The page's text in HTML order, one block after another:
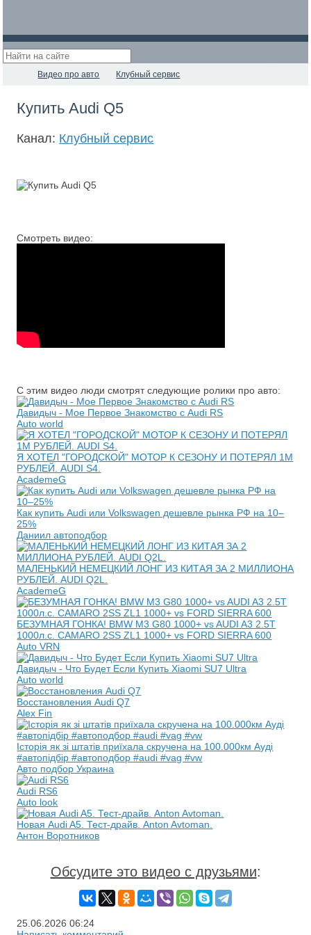
Видео про авто Клубный сервис
Купить Audi Q5
Канал: Клубный сервис
Смотреть видео:
С этим видео люди смотрят следующие ролики про авто:
Давидыч - Мое Первое Знакомство с Audi RS
Auto world
Я ХОТЕЛ "ГОРОДСКОЙ" МОТОР К СЕЗОНУ И ПОТЕРЯЛ 1М
РУБЛЕЙ. AUDI S4.
AcademeG
Как купить Audi или Volkswagen дешевле рынка РФ на 10–
25%
Даниил автоподбор
МАЛЕНЬКИЙ НЕМЕЦКИЙ ЛОНГ ИЗ КИТАЯ ЗА 2 МИЛЛИОНА
РУБЛЕЙ. AUDI Q2L.
AcademeG
БЕЗУМНАЯ ГОНКА! BMW M3 G80 1000+ vs AUDI A3 2.5T
1000л.с. CAMARO 2SS ZL1 1000+ vs FORD SIERRA 600
Auto VRN
Давидыч - Что Будет Если Купить Xiaomi SU7 Ultra
Auto world
Восстановления Audi Q7
Alex Fin
Історія як зі штатів приїхала скручена на 100.000км Ауді
#автопідбір #автоподбор #audi #vag #vw
Авто подбор Украина
Audi RS6
Auto look
Новая Audi A5. Тест-драйв. Anton Avtoman.
Антон Воротников
Обсудите это видео с друзьями:
25.06.2026 06:24